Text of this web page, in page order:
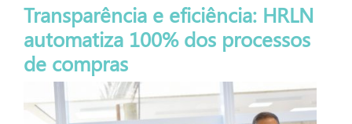
Transparência e eficiência: HRLN
automatiza 100% dos processos
de comprasHRLN